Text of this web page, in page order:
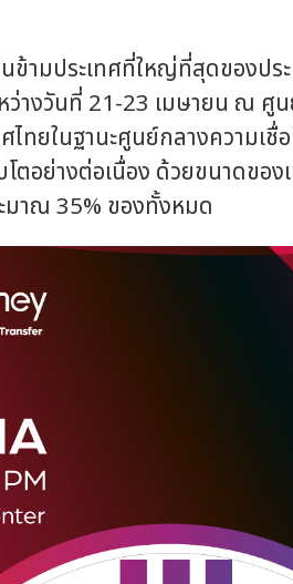
ามประเทศที่ใหญ่ที่สุดของประ
ว่างวันที่ 21-23 เมษายน ณ ศู
ทยในฐานะศูนย์กลางความเชื่
ตอย่างต่อเนื่อง ด้วยขนาดขอ
มาณ 35% ของทั้งหมด